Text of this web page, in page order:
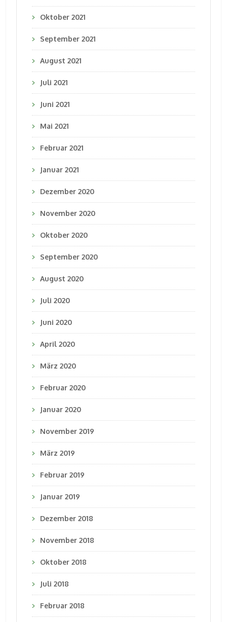
Oktober 2021
September 2021
August 2021
Juli 2021
Juni 2021
Mai 2021
Februar 2021
Januar 2021
Dezember 2020
November 2020
Oktober 2020
September 2020
August 2020
Juli 2020
Juni 2020
April 2020
März 2020
Februar 2020
Januar 2020
November 2019
März 2019
Februar 2019
Januar 2019
Dezember 2018
November 2018
Oktober 2018
Juli 2018
Februar 2018